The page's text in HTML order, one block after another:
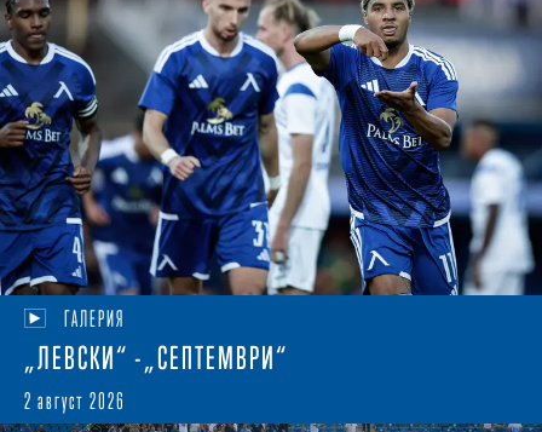
ГАЛЕРИЯ
„ЛЕВСКИ“ -„СЕПТЕМВРИ“
2 август 2026